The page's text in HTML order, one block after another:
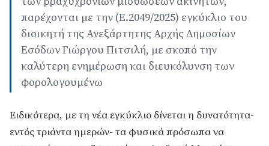
παρέχονται με την (Ε.2049/2025) εγκύκλιο του
διοικητή της Ανεξάρτητης Αρχής Δημοσίων
Εσόδων Γιώργου Πιτσιλή, με σκοπό την
καλύτερη ενημέρωση και διευκόλυνση των
φορολογουμένω
Ειδικότερα, με τη νέα εγκύκλιο δίνεται η δυνατότητα-
εντός τριάντα ημερών- τα φυσικά πρόσωπα να